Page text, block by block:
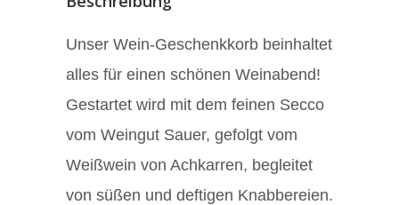
Unser Wein-Geschenkkorb beinhaltet
alles für einen schönen Weinabend!
Gestartet wird mit dem feinen Secco
vom Weingut Sauer, gefolgt vom
Weißwein von Achkarren, begleitet
von süßen und deftigen Knabbereien.